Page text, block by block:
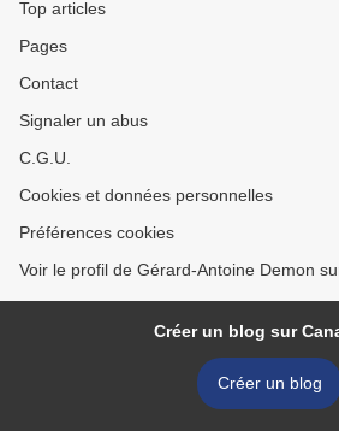
Top articles
Pages
Contact
Signaler un abus
C.G.U.
Cookies et données personnelles
Préférences cookies
Voir le profil de Gérard-Antoine Demon
Créer un blog sur
Créer un blog